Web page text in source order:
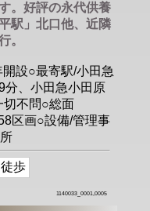
。好評の永代供養
駅」北口他、近隣
。
設○最寄駅/小田急
分、小田急小田原
切不問○総面
区画○設備/管理事
歩
1140033_0001,0005